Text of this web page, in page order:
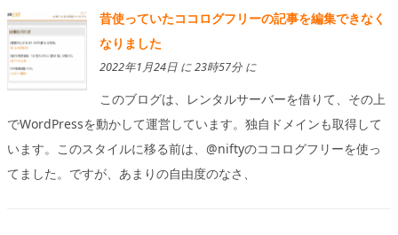
昔使っていたココログフリーの記事を編集できなく
なりました
2022年1月24日 に 23時57分 に
このブログは、レンタルサーバーを借りて、その上
でWordPressを動かして運営しています。独自ドメインも取得して
います。このスタイルに移る前は、@niftyのココログフリーを使っ
てました。ですが、あまりの自由度のなさ、